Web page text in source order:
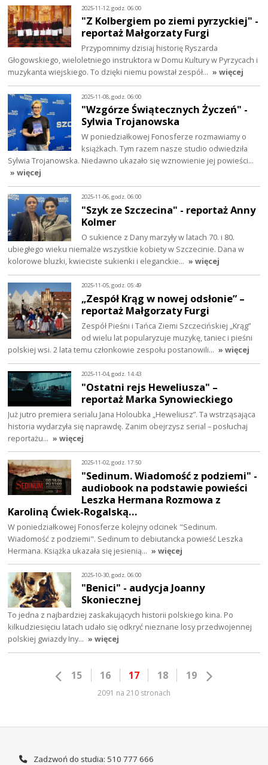
2025-11-12, godz. 06:00
"Z Kolbergiem po ziemi pyrzyckiej" -
reportaż Małgorzaty Furgi
Przypomnimy dzisiaj historię Ryszarda
Głogowskiego, wieloletniego instruktora w Domu Kultury w Pyrzycach i
muzykanta wiejskiego. To dzięki niemu powstał zespół… » więcej
2025-11-08, godz. 06:00
"Wzgórze Świątecznych Życzeń" -
Sylwia Trojanowska
W poniedziałkowej Fonosferze rozmawiamy o
książkach. Tym razem nasze studio odwiedziła
Sylwia Trojanowska. Niedawno ukazało się wznowienie jej powieści…
» więcej
2025-11-06, godz. 06:00
"Szyk ze Szczecina" - reportaż Anny
Kolmer
O sukience z Dany marzyły w latach 70. i 80.
ubiegłego wieku niemalże wszystkie kobiety w Szczecinie. Dana w
kolorowe bluzki, kwieciste sukienki i eleganckie… » więcej
2025-11-05, godz. 05:49
„Zespół Krąg w nowej odsłonie” –
reportaż Małgorzaty Furgi
Zespół Pieśni i Tańca Ziemi Szczecińskiej „Krąg”
od wielu lat popularyzuje muzykę, taniec i pieśni
polskiej wsi. 2 lata temu członkowie zespołu postanowili… » więcej
2025-11-04, godz. 14:43
"Ostatni rejs Heweliusza" –
reportaż Marka Synowieckiego
Już jutro premiera serialu Jana Holoubka „Heweliusz”. Ta wstrząsająca
historia wydarzyła się naprawdę. Zanim obejrzysz serial – posłuchaj
reportażu… » więcej
2025-11-02, godz. 17:50
"Sedinum. Wiadomość z podziemi" -
audiobook na podstawie powieści
Leszka Hermana Rozmowa z
Karoliną Ćwiek-Rogalską…
W poniedziałkowej Fonosferze kolejny odcinek "Sedinum.
Wiadomość z podziemi". Sedinum to debiutancka powieść Leszka
Hermana. Książka ukazała się jesienią… » więcej
2025-10-30, godz. 06:00
"Benici" - audycja Joanny
Skoniecznej
To jedna z najbardziej zaskakujących historii polskiego kina. Po
kilkudziesięciu latach udało się odkryć nieznane losy przedwojennej
polskiej gwiazdy Iny… » więcej
15 16 17 18 19
2091 na 210 stronach
Zadzwoń do studia: 510 777 666